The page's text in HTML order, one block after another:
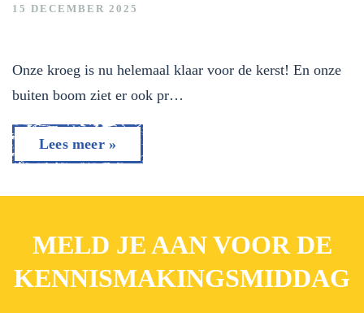
15 DECEMBER 2025
Onze kroeg is nu helemaal klaar voor de kerst! En onze
buiten boom ziet er ook pr…
Lees meer »
MELD JE AAN VOOR DE
KENNISMAKINGSMIDDAG